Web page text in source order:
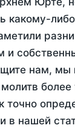
какому-
и
нам, мы
точно
в нашей